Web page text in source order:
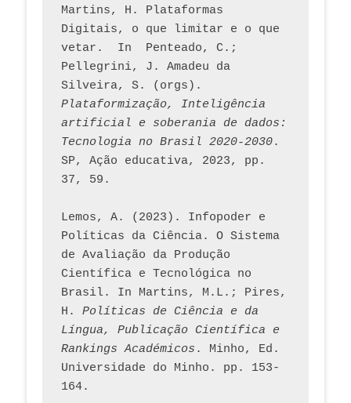
Martins, H. Plataformas
Digitais, o que limitar e o que
vetar.  In  Penteado, C.;
Pellegrini, J. Amadeu da
Plataformização, Inteligência
artificial e soberania de dados:
Tecnologia no Brasil 2020-2030.
SP, Ação educativa, 2023, pp.
37, 59.
Lemos, A. (2023). Infopoder e
Políticas da Ciência. O Sistema
de Avaliação da Produção
Científica e Tecnológica no
Brasil. In Martins, M.L.; Pires,
H. Políticas de Ciência e da
Língua, Publicação Científica e
Rankings Académicos . Minho, Ed.
Universidade do Minho. pp. 153-
164.